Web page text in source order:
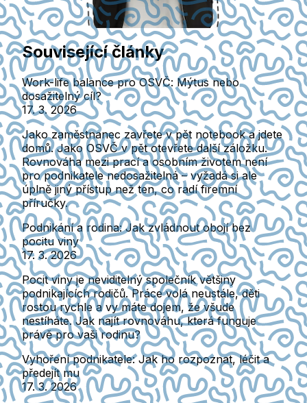
Související články
Work-life balance pro OSVČ: Mýtus nebo
dosažitelný cíl?
17. 3. 2026
Jako zaměstnanec zavřete v pět notebook a jdete
domů. Jako OSVČ v pět otevřete další záložku.
Rovnováha mezi prací a osobním životem není
pro podnikatele nedosažitelná – vyžadá si ale
úplně jiný přístup než ten, co radí firemní
příručky.
Podnikání a rodina: Jak zvládnout obojí bez
pocitu viny
17. 3. 2026
Pocit viny je neviditelný společník většiny
podnikajících rodičů. Práce volá neustále, děti
rostou rychle a vy máte dojem, že všude
nestíháte. Jak najít rovnováhu, která funguje
právě pro vaši rodinu?
Vyhoření podnikatele: Jak ho rozpoznat, léčit a
předejít mu
17. 3. 2026